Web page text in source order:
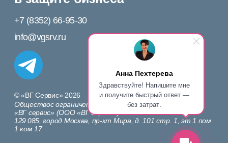
Анна Пехтерева
Здравствуйте! Напишите мне
и получите быстрый ответ —
без затрат.